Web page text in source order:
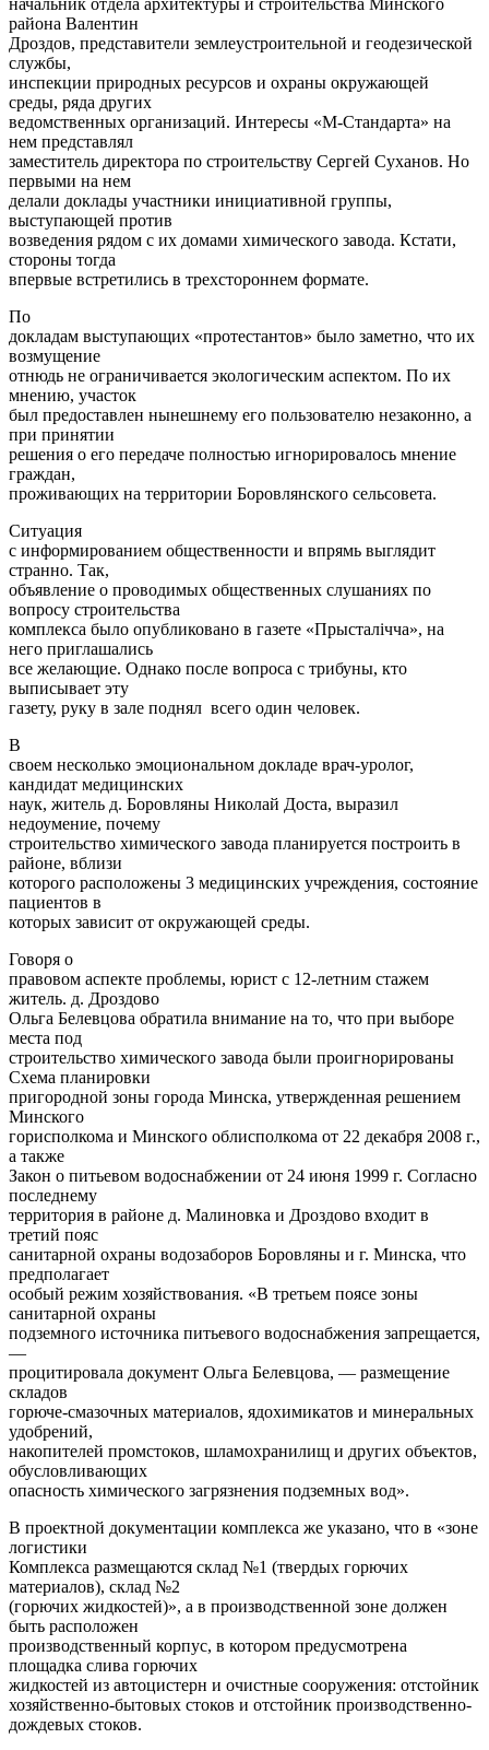
района Валентин
Дроздов, представители землеустроительной и геодезической
службы,
инспекции природных ресурсов и охраны окружающей
среды, ряда других
ведомственных организаций. Интересы «М-Стандарта» на
нем представлял
заместитель директора по строительству Сергей Суханов. Но
первыми на нем
делали доклады участники инициативной группы,
выступающей против
возведения рядом с их домами химического завода. Кстати,
стороны тогда
впервые встретились в трехстороннем формате.
По
докладам выступающих «протестантов» было заметно, что их
возмущение
отнюдь не ограничивается экологическим аспектом. По их
мнению, участок
был предоставлен нынешнему его пользователю незаконно, а
при принятии
решения о его передаче полностью игнорировалось мнение
граждан,
проживающих на территории Боровлянского сельсовета.
Ситуация
с информированием общественности и впрямь выглядит
странно. Так,
объявление о проводимых общественных слушаниях по
вопросу строительства
комплекса было опубликовано в газете «Прысталічча», на
него приглашались
все желающие. Однако после вопроса с трибуны, кто
выписывает эту
газету, руку в зале поднял всего один человек.
В
своем несколько эмоциональном докладе врач-уролог,
кандидат медицинских
наук, житель д. Боровляны Николай Доста, выразил
недоумение, почему
строительство химического завода планируется построить в
районе, вблизи
которого расположены 3 медицинских учреждения, состояние
пациентов в
которых зависит от окружающей среды.
Говоря о
правовом аспекте проблемы, юрист с 12-летним стажем
житель. д. Дроздово
Ольга Белевцова обратила внимание на то, что при выборе
места под
строительство химического завода были проигнорированы
Схема планировки
пригородной зоны города Минска, утвержденная решением
Минского
горисполкома и Минского облисполкома от 22 декабря 2008 г.,
а также
Закон о питьевом водоснабжении от 24 июня 1999 г. Согласно
последнему
территория в районе д. Малиновка и Дроздово входит в
третий пояс
санитарной охраны водозаборов Боровляны и г. Минска, что
предполагает
особый режим хозяйствования. «В третьем поясе зоны
санитарной охраны
подземного источника питьевого водоснабжения запрещается,
—
процитировала документ Ольга Белевцова, — размещение
складов
горюче-смазочных материалов, ядохимикатов и минеральных
удобрений,
накопителей промстоков, шламохранилищ и других объектов,
обусловливающих
опасность химического загрязнения подземных вод».
В проектной документации комплекса же указано, что в «зоне
логистики
Комплекса размещаются склад №1 (твердых горючих
материалов), склад №2
(горючих жидкостей)», а в производственной зоне должен
быть расположен
производственный корпус, в котором предусмотрена
площадка слива горючих
жидкостей из автоцистерн и очистные сооружения: отстойник
хозяйственно-бытовых стоков и отстойник производственно-
дождевых стоков.